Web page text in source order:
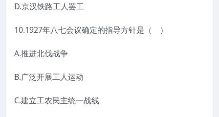
D.京汉铁路工人罢工
10.1927年八七会议确定的指导方针是（ ）
A.推进北伐战争
B.广泛开展工人运动
C.建立工农民主统一战线